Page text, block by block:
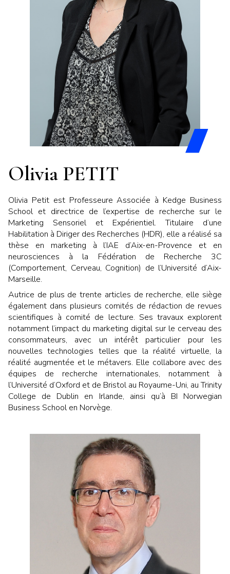
Olivia PETIT
Olivia Petit est Professeure Associée à Kedge Business
School et directrice de l’expertise de recherche sur le
Marketing Sensoriel et Expérientiel. Titulaire d’une
Habilitation à Diriger des Recherches (HDR), elle a réalisé sa
thèse en marketing à l’IAE d’Aix-en-Provence et en
neurosciences à la Fédération de Recherche 3C
(Comportement, Cerveau, Cognition) de l’Université d’Aix-
Marseille.
Autrice de plus de trente articles de recherche, elle siège
également dans plusieurs comités de rédaction de revues
scientifiques à comité de lecture. Ses travaux explorent
notamment l’impact du marketing digital sur le cerveau des
consommateurs, avec un intérêt particulier pour les
nouvelles technologies telles que la réalité virtuelle, la
réalité augmentée et le métavers. Elle collabore avec des
équipes de recherche internationales, notamment à
l’Université d’Oxford et de Bristol au Royaume-Uni, au Trinity
College de Dublin en Irlande, ainsi qu’à BI Norwegian
Business School en Norvège.